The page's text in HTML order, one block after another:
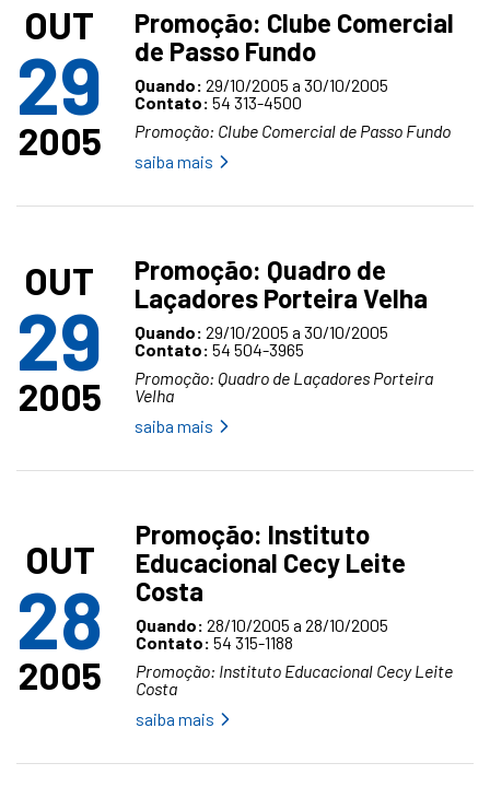
OUT
29
2005
Promoção: Clube Comercial
de Passo Fundo
Quando: 29/10/2005 a 30/10/2005
Contato: 54 313-4500
Promoção: Clube Comercial de Passo Fundo
saiba mais
OUT
29
2005
Promoção: Quadro de
Laçadores Porteira Velha
Quando: 29/10/2005 a 30/10/2005
Contato: 54 504-3965
Promoção: Quadro de Laçadores Porteira
Velha
saiba mais
OUT
28
2005
Promoção: Instituto
Educacional Cecy Leite
Costa
Quando: 28/10/2005 a 28/10/2005
Contato: 54 315-1188
Promoção: Instituto Educacional Cecy Leite
Costa
saiba mais